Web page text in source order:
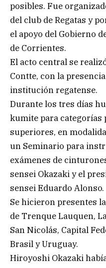
posibles. Fue
del club de Regatas y
el apoyo del Gobierno
de Corrientes.
El acto central se
Contte, con la
institución regatense.
Durante los tres días
kumite para categorías
superiores, en
un Seminario para
exámenes de
sensei Okazaki y el
sensei Eduardo Alonso.
Se hicieron presentes
de Trenque Lauquen,
San Nicolás, Capital
Brasil y Uruguay.
Hiroyoshi Okazaki